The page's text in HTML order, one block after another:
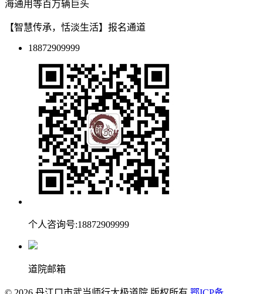
海通用等百万辆巨头
【智慧传承，恬淡生活】报名通道
18872909999
个人咨询号:18872909999
道院邮箱